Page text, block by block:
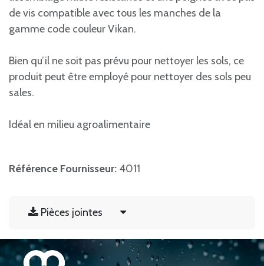
de vis compatible avec tous les manches de la
gamme code couleur Vikan.
Bien qu’il ne soit pas prévu pour nettoyer les sols, ce
produit peut être employé pour nettoyer des sols peu
sales.
Idéal en milieu agroalimentaire
Référence Fournisseur: 4011
Pièces jointes